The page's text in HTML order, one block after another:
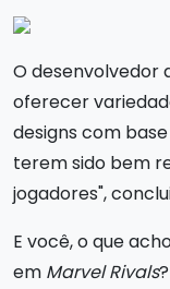
O desenvolvedor
oferecer
designs com
terem sido bem
jogadores",
E você, o que
em Marvel Rivals